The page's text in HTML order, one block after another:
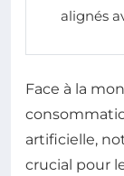
alignés
Face à la
artificielle,
crucial pour